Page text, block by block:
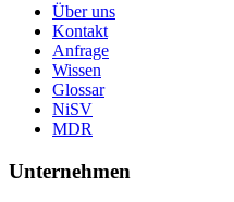
Über uns
Kontakt
Anfrage
Wissen
Glossar
NiSV
MDR
Unternehmen